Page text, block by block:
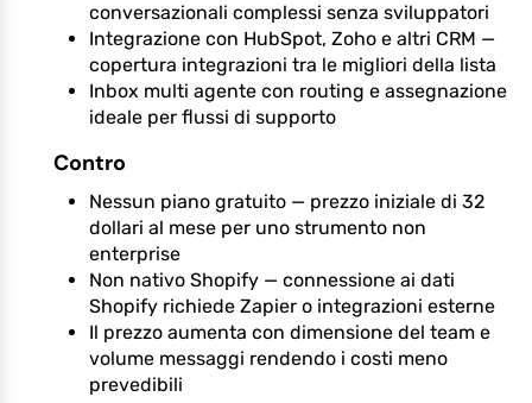
conversazionali complessi senza sviluppatori
Integrazione con HubSpot, Zoho e altri CRM —
copertura integrazioni tra le migliori della lista
Inbox multi agente con routing e assegnazione
ideale per flussi di supporto
Contro
Nessun piano gratuito — prezzo iniziale di 32
dollari al mese per uno strumento non
enterprise
Non nativo Shopify — connessione ai dati
Shopify richiede Zapier o integrazioni esterne
Il prezzo aumenta con dimensione del team e
volume messaggi rendendo i costi meno
prevedibili